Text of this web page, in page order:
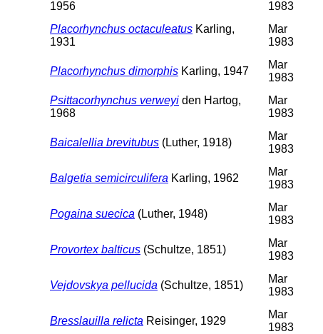
1956
1983
Placorhynchus octaculeatus Karling,
1931
Mar
1983
Placorhynchus dimorphis Karling, 1947
Mar
1983
Psittacorhynchus verweyi den Hartog,
1968
Mar
1983
Baicalellia brevitubus (Luther, 1918)
Mar
1983
Balgetia semicirculifera Karling, 1962
Mar
1983
Pogaina suecica (Luther, 1948)
Mar
1983
Provortex balticus (Schultze, 1851)
Mar
1983
Vejdovskya pellucida (Schultze, 1851)
Mar
1983
Bresslauilla relicta Reisinger, 1929
Mar
1983